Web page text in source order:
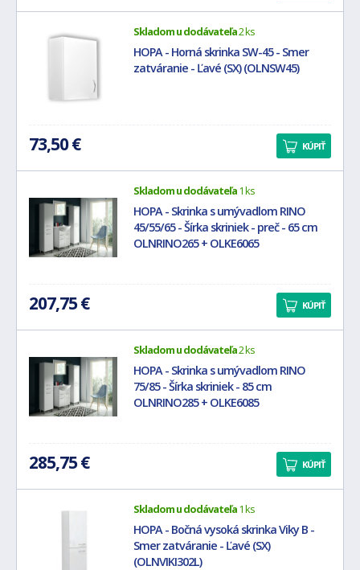
Skladom u dodávateľa2 ks
HOPA - Horná skrinka SW-45 - Smer
zatváranie - Ľavé (SX) (OLNSW45)
73,50 € KÚPIŤ
Skladom u dodávateľa1 ks
HOPA - Skrinka s umývadlom RINO
45/55/65 - Šírka skriniek - preč - 65 cm
OLNRINO265 + OLKE6065
207,75 € KÚPIŤ
Skladom u dodávateľa2 ks
HOPA - Skrinka s umývadlom RINO
75/85 - Šírka skriniek - 85 cm
OLNRINO285 + OLKE6085
285,75 € KÚPIŤ
Skladom u dodávateľa1 ks
HOPA - Bočná vysoká skrinka Viky B -
Smer zatváranie - Ľavé (SX)
(OLNVIKI302L)